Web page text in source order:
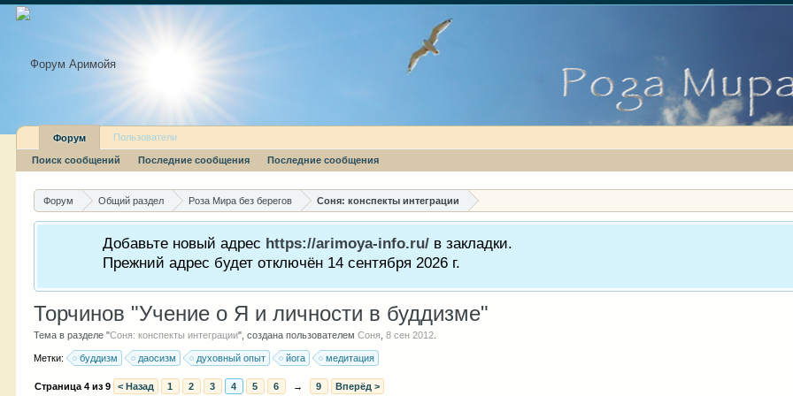
Форум Общий раздел Роза Мира без берегов Соня: конспекты интеграции
Добавьте новый адрес https://arimoya-info.ru/ в закладки.
Прежний адрес будет отключён 14 сентября 2026 г.
Торчинов "Учение о Я и личности в буддизме"
Тема в разделе "Соня: конспекты интеграции", создана пользователемСоня ,8 сен 2012
Метки: буддизм даосизм духовный опыт йога медитация
Страница 4 из 9 < Назад 1 2 3 4 5 6 → 9 Вперёд >
Форум
Поиск сообщений Последние сообщения Последние сообщения
Пользователи